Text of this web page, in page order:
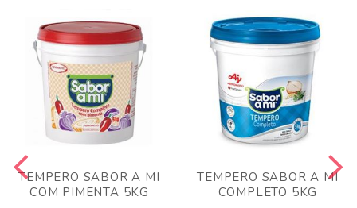
TEMPERO SABOR A MI
COM PIMENTA 5KG
TEMPERO SABOR A MI
COMPLETO 5KG